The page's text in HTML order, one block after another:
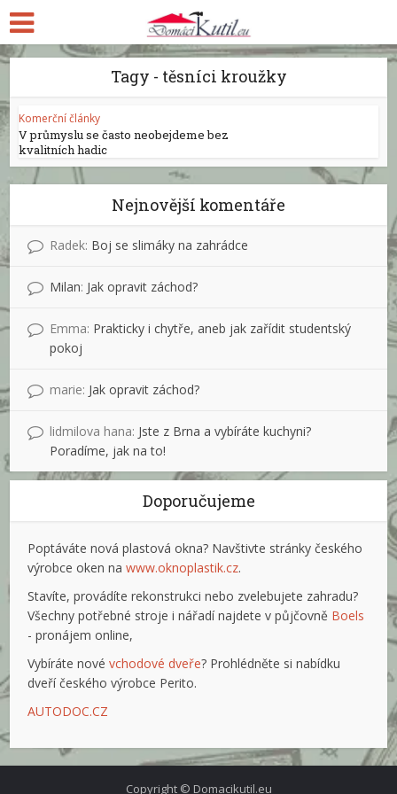
Tagy - těsníci kroužky
Komerční články
V průmyslu se často neobejdeme bez
kvalitních hadic
Nejnovější komentáře
Radek: Boj se slimáky na zahrádce
Milan: Jak opravit záchod?
Emma: Prakticky i chytře, aneb jak zařídit studentský
pokoj
marie: Jak opravit záchod?
lidmilova hana: Jste z Brna a vybíráte kuchyni?
Poradíme, jak na to!
Doporučujeme
Poptáváte nová plastová okna? Navštivte stránky českého
výrobce oken nawww.oknoplastik.cz.
Stavíte, provádíte rekonstrukci nebo zvelebujete zahradu?
Všechny potřebné stroje i nářadí najdete v půjčovně Boels
- pronájem online,
Vybíráte novévchodové dveře? Prohlédněte si nabídku
dveří českého výrobce Perito.
AUTODOC.CZ
Copyright © Domacikutil.eu